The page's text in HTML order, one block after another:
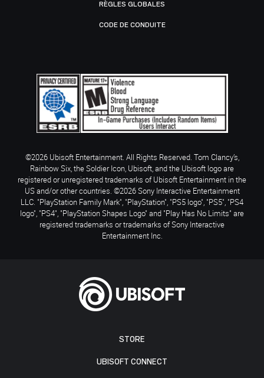
STORE
UBISOFT CONNECT
RÈGLES GLOBALES
CODE DE CONDUITE
©2026 Ubisoft Entertainment. All Rights Reserved. Tom Clancy’s,
Rainbow Six, the Soldier Icon, Ubisoft, and the Ubisoft logo are
registered or unregistered trademarks of Ubisoft Entertainment in the
US and/or other countries. ©2026 Sony Interactive Entertainment
LLC. "PlayStation Family Mark", "PlayStation", "PS5 logo", "PS5", "PS4
logo", "PS4", "PlayStation Shapes Logo" and "Play Has No Limits" are
registered trademarks or trademarks of Sony Interactive
Entertainment Inc.